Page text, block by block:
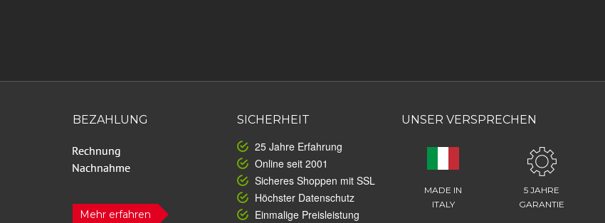
BEZAHLUNG
Mehr erfahren
SICHERHEIT
25 Jahre Erfahrung
Online seit 2001
Sicheres Shoppen mit SSL
Höchster Datenschutz
Einmalige Preisleistung
UNSER VERSPRECHEN
MADE IN
ITALY
5 JAHRE
GARANTIE